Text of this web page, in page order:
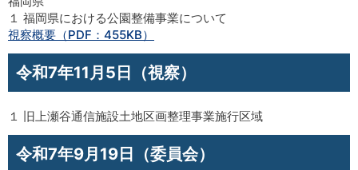
１ 福岡県における公園整備事業について
視察概要（PDF：455KB）
令和7年11月5日（視察）
１ 旧上瀬谷通信施設土地区画整理事業施行区域
令和7年9月19日（委員会）